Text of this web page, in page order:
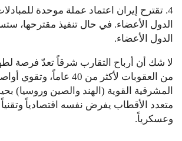
4. تقترح إيران اعتماد عملة موحدة
الدول الأعضاء. في حال تنفيذ مقترحها،
الدول الأعضاء.
لا شك أن أرباح التقارب شرقاً تعدّ فرصة
من العقوبات لأكثر من 40
المشرقية القوية (الهند والصين وروسيا)
متعدد الأقطاب يفرض نفسه اقتصادياً
وعسكرياً.